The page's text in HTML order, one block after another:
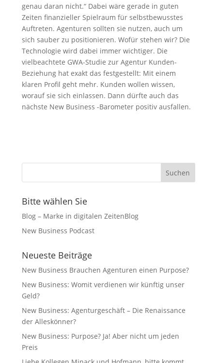
genau daran nicht.“ Dabei wäre gerade in guten
Zeiten finanzieller Spielraum für selbstbewusstes
Auftreten. Agenturen sollten sie nutzen, auch um
sich sauber zu positionieren. Wofür stehen wir? Die
Technologie wird dabei immer wichtiger. Die
vielbeachtete GWA-Studie zur Agentur Kunden-
Beziehung hat exakt das festgestellt: Mit einem
klaren Profil geht mehr. Kunden wollen wissen,
worauf sie sich einlassen. Dann dürfte auch das
nächste New Business -Barometer positiv ausfallen.
Bitte wählen Sie
Blog – Marke in digitalen ZeitenBlog
New Business Podcast
Neueste Beiträge
New Business Brauchen Agenturen einen Purpose?
New Business: Womit verdienen wir künftig unser
Geld?
New Business: Agenturgeschäft – Die Renaissance
der Alleskönner?
New Business: Purpose? Ja! Aber nicht um jeden
Preis